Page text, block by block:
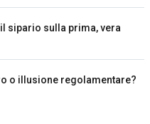
sipario sulla prima, vera
o illusione regolamentare?